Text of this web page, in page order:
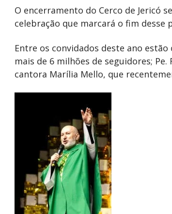
O encerramento do Cerco de Jericó
celebração que marcará o fim desse
Entre os convidados deste ano
mais de 6 milhões de seguidores;
cantora Marília Mello, que